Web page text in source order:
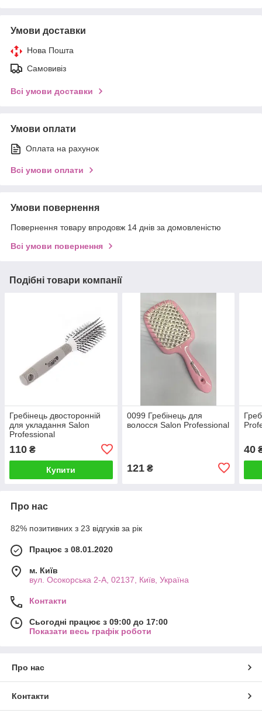
Умови доставки
Нова Пошта
Самовивіз
Всі умови доставки
Умови оплати
Оплата на рахунок
Всі умови оплати
Умови повернення
Повернення товару впродовж 14 днів за домовленістю
Всі умови повернення
Подібні товари компанії
Гребінець двосторонній
для укладання Salon
Professional
110 ₴
Купити
0099 Гребінець для
волосся Salon Professional
121₴
40
Про нас
82% позитивних з 23 відгуків за рік
Працює з 08.01.2020
м. Київ
вул. Осокорська 2-А, 02137, Київ, Україна
Контакти
Сьогодні працює з 09:00 до 17:00
Показати весь графік роботи
Про нас
Контакти